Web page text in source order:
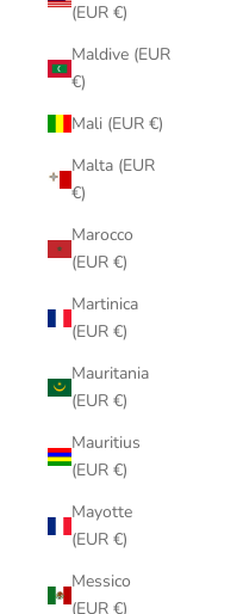
(EUR €)
Maldive (EUR
€)
Mali (EUR €)
Malta (EUR
€)
Marocco
(EUR €)
Martinica
(EUR €)
Mauritania
(EUR €)
Mauritius
(EUR €)
Mayotte
(EUR €)
Messico
(EUR €)